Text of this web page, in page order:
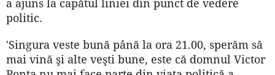
a ajuns la capătul liniei din punct de vedere
politic.
'Singura veste bună până la ora 21.00, sperăm să
mai vină şi alte veşti bune, este că domnul Victor